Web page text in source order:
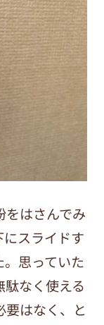
をはさんでみ
スライドす
思っていた
なく使える
要はなく、と